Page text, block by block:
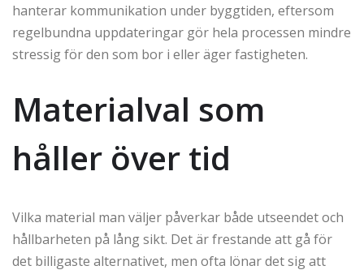
hanterar kommunikation under byggtiden, eftersom
regelbundna uppdateringar gör hela processen mindre
stressig för den som bor i eller äger fastigheten.
Materialval som
håller över tid
Vilka material man väljer påverkar både utseendet och
hållbarheten på lång sikt. Det är frestande att gå för
det billigaste alternativet, men ofta lönar det sig att